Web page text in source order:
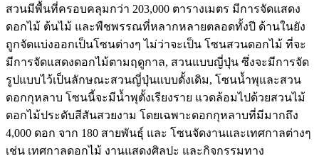
สวนมีพื้นที่ครอบคลุมกว่า 203,000 ตารางเมตร มีการจัดแสดง
ดอกไม้ ต้นไม้ และพืชพรรณที่หลากหลายตลอดทั้งปี ด้านในยัง
ถูกจัดแบ่งออกเป็นโซนต่างๆ ไม่ว่าจะเป็น โซนสวนดอกไม้ ที่จะ
มีการจัดแสดงดอกไม้ตามฤดูกาล, สวนแบบญี่ปุ่น ซึ่งจะมีการจัด
รูปแบบไว้เป็นลักษณะสวนญี่ปุ่นแบบดั้งเดิม, โซนน้ำพุและสวน
ดอกกุหลาบ โซนนี้จะมีน้ำพุตั้งเรียงราย แวดล้อมไปด้วยสวนไม้
ดอกไม้ประดับสีสันสวยงาม โดยเฉพาะดอกกุหลาบที่มีมากถึง
4,000 ดอก จาก 180 สายพันธุ์ และ โซนจัดงานและเทศกาลต่างๆ
เช่น เทศกาลดอกไม้ งานแสดงศิลปะ และกิจกรรมทาง